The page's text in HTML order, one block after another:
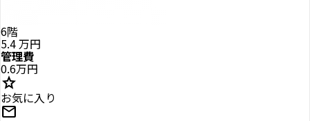
6階
5.4万円
管理費
0.6万円
star
お気に入り
mail